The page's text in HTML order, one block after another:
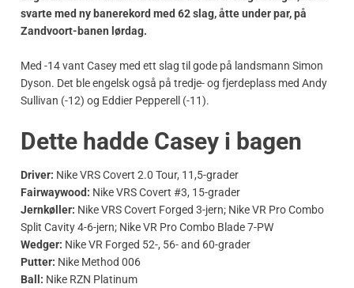
svarte med ny banerekord med 62 slag, åtte under par, på
Zandvoort-banen lørdag.
Med -14 vant Casey med ett slag til gode på landsmann Simon
Dyson. Det ble engelsk også på tredje- og fjerdeplass med Andy
Sullivan (-12) og Eddier Pepperell (-11).
Dette hadde Casey i bagen
Driver: Nike VRS Covert 2.0 Tour, 11,5-grader
Fairwaywood: Nike VRS Covert #3, 15-grader
Jernkøller: Nike VRS Covert Forged 3-jern; Nike VR Pro Combo
Split Cavity 4-6-jern; Nike VR Pro Combo Blade 7-PW
Wedger: Nike VR Forged 52-, 56- and 60-grader
Putter: Nike Method 006
Ball: Nike RZN Platinum